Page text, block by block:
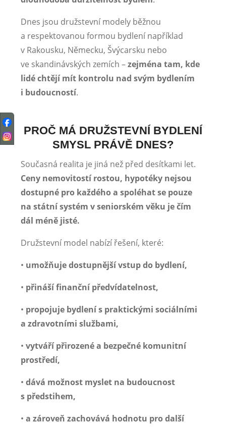
Dnes jsou družstevní modely běžnou
a respektovanou formou bydlení například
v Rakousku, Německu, Švýcarsku nebo
ve skandinávských zemích –zejména tam, kde
lidé chtějí mít kontrolu nad svým bydlením
i budoucností.
PROČ MÁ DRUŽSTEVNÍ BYDLENÍ
SMYSL PRÁVĚ DNES?
Současná realita je jiná než před desítkami let.
Ceny nemovitostí rostou, hypotéky nejsou
dostupné pro každého a spoléhat se pouze
na státní systém v seniorském věku je čím
dál méně jisté.
Družstevní model nabízí řešení, které:
• umožňuje dostupnější vstup do bydlení,
• přináší finanční předvídatelnost,
• propojuje bydlení s praktickými sociálními
a zdravotními službami,
• vytváří přirozené a bezpečné komunitní
prostředí,
• dává možnost myslet na budoucnost
s předstihem,
• a zároveň zachovává hodnotu pro další